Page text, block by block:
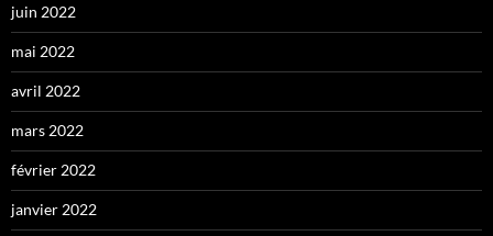
juin 2022
mai 2022
avril 2022
mars 2022
février 2022
janvier 2022